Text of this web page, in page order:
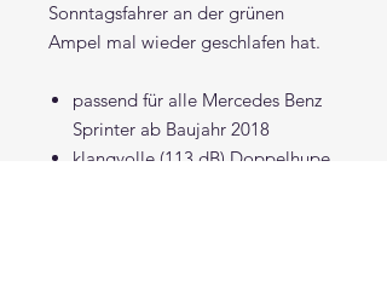
Sonntagsfahrer an der grünen
Ampel mal wieder geschlafen hat.
passend für alle Mercedes Benz
Sprinter ab Baujahr 2018
klangvolle (113 dB) Doppelhupe